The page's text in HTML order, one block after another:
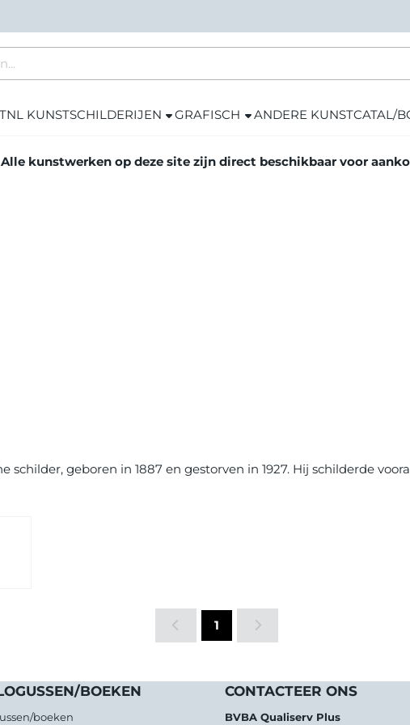
NL KUNSTSCHILDERIJEN GRAFISCH ANDERE KUNSTCATAL/
Alle kunstwerken op deze site zijn direct beschikbaar voor
schilder, geboren in 1887 en gestorven in 1927. Hij schilderde
1
BOEKEN
boeken
CONTACTEER ONS
BVBA Qualiserv Plus